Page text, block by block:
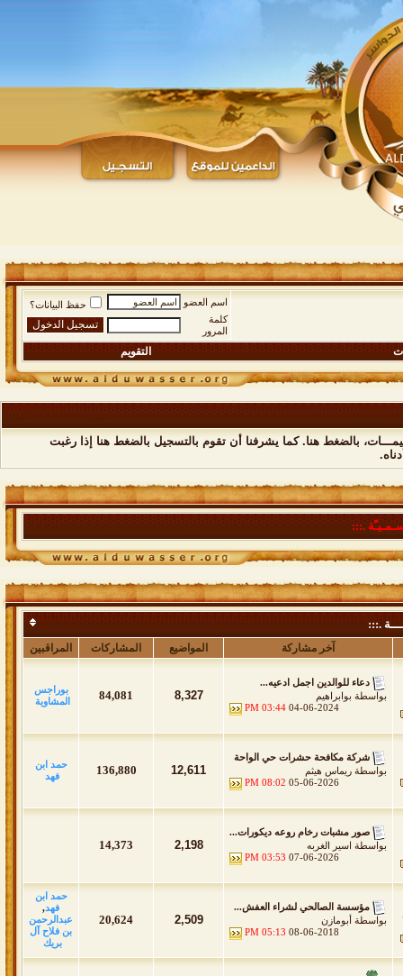
اسم العضو
حفظ البيانات؟
كلمة
المرور
التقويم
بالضغط هنا. كما يشرفنا أن تقوم بالتسجيل بالضغط هنا إذا رغبت
.:::
.:::
آخر مشاركة المواضيع المشاركات المراقبين
دعاء للوالدين اجمل ادعيه...
بواسطة بوابراهيم
04-06-2024
03:44 PM
8,327
84,081
بوراجس
المشاوية
شركة مكافحة حشرات حي الواحة
بواسطة ريماس هيثم
05-06-2026
08:02 PM
12,611
136,880
حمد ابن
فهد
صور مشبات رخام روعه ديكورات...
بواسطة اسير الغربه
07-06-2026
03:53 PM
2,198
14,373
مؤسسة الصالحي لشراء العفش...
بواسطة أبومازن
08-06-2018
05:13 PM
2,509
20,624
حمد ابن
فهد,
عبدالرحمن
بن فلاح آل
بريك